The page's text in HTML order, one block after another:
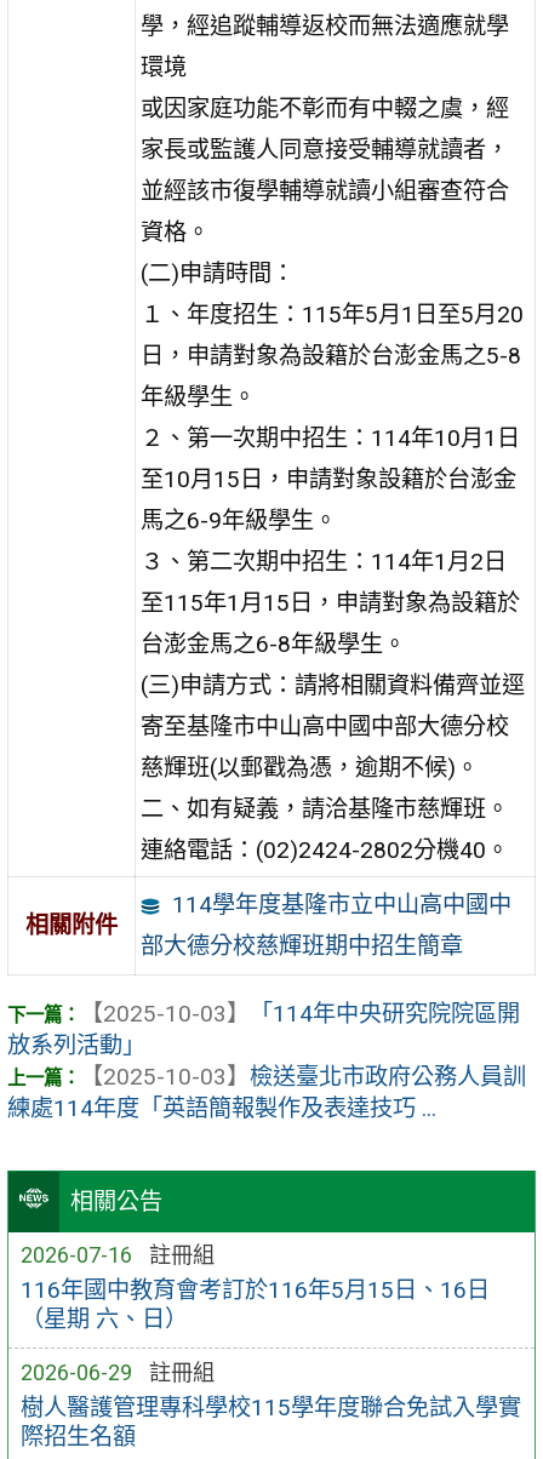
相關公告
2026-07-16 註冊組
116年國中教育會考訂於116年5月15日、16日
（星期 六、日）
2026-06-29 註冊組
樹人醫護管理專科學校115學年度聯合免試入學實
際招生名額
學，經追蹤輔導返校而無法適應就學
環境
或因家庭功能不彰而有中輟之虞，經
家長或監護人同意接受輔導就讀者，
並經該市復學輔導就讀小組審查符合
資格。
(二)申請時間：
１、年度招生：115年5月1日至5月20
日，申請對象為設籍於台澎金馬之5-8
年級學生。
２、第一次期中招生：114年10月1日
至10月15日，申請對象設籍於台澎金
馬之6-9年級學生。
３、第二次期中招生：114年1月2日
至115年1月15日，申請對象為設籍於
台澎金馬之6-8年級學生。
(三)申請方式：請將相關資料備齊並逕
寄至基隆市中山高中國中部大德分校
慈輝班(以郵戳為憑，逾期不候)。
二、如有疑義，請洽基隆市慈輝班。
連絡電話：(02)2424-2802分機40。
相關附件
114學年度基隆市立中山高中國中
部大德分校慈輝班期中招生簡章
【2025-10-03】
「114年中央研究院院區開
放系列活動」
【2025-10-03】 檢送臺北市政府公務人員訓
練處114年度「英語簡報製作及表達技巧 ...